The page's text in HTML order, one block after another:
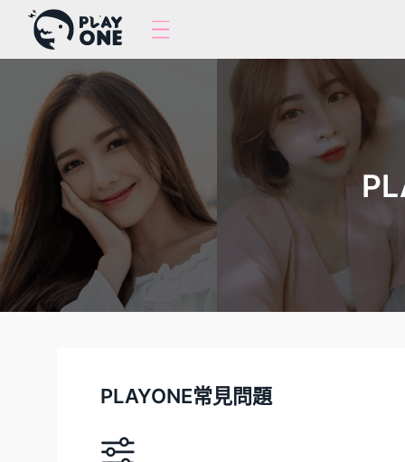
PLAYONE常見問題